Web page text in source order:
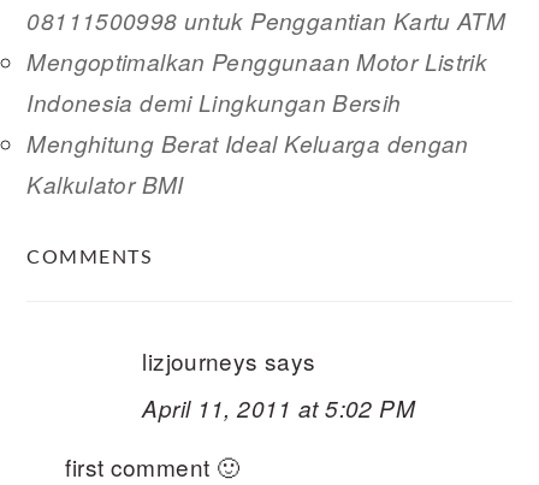
08111500998 untuk Penggantian Kartu ATM
Mengoptimalkan Penggunaan Motor Listrik
Indonesia demi Lingkungan Bersih
Menghitung Berat Ideal Keluarga dengan
Kalkulator BMI
COMMENTS
lizjourneys says
April 11, 2011 at 5:02 PM
first comment 🙂